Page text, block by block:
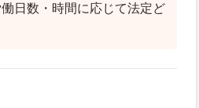
数・時間に応じて法定ど